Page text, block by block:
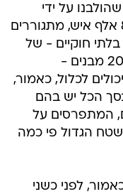
על ידי
המדינה. היתר, לפי ההערכות כ-84 אלף איש, מתגוררים
חוקיים - של
שני מבנים, של 20 מבנים, או של 200 מבנים -
לכלול, כאמור,
הכל יש בהם
המתפרסים על
אלף קמ"ר, שטח הגדול פי כמה
46, הולבנו, כאמור, לפני כשני